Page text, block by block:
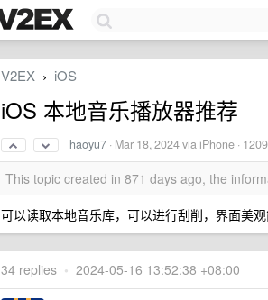
V2EX › iOS
iOS 本地音乐播放器推荐
haoyu7 · Mar 18, 2024via iPhone ·
This topic created in 871 days ago, the
可以读取本地音乐库，可以进行刮削，界面美
34 replies • 2024-05-16 13:52:38 +08:00